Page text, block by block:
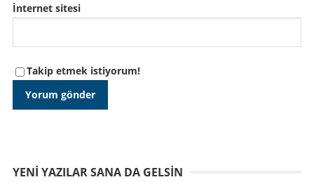
İnternet sitesi
Takip etmek istiyorum!
YENI YAZILAR SANA DA GELSIN